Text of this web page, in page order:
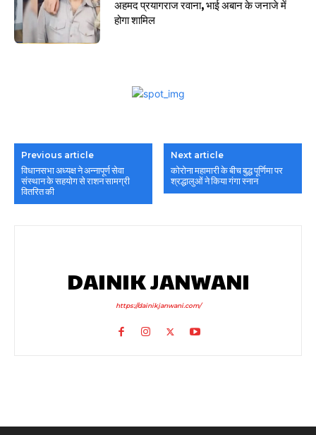
अहमद प्रयागराज रवाना, भाई अबान के जनाजे में
होगा शामिल
Previous article
विधानसभा अध्यक्ष ने अन्नापूर्ण सेवा
संस्थान के सहयोग से राशन सामग्री
वितरित की
Next article
कोरोना महामारी के बीच बुद्ध पूर्णिमा पर
श्रद्धालुओं ने किया गंगा स्नान
DAINIK JANWANI
https://dainikjanwani.com/